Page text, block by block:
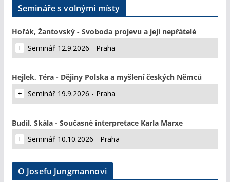
Semináře s volnými místy
Hořák, Žantovský - Svoboda projevu a její nepřátelé
Seminář 12.9.2026 - Praha
Hejlek, Téra - Dějiny Polska a myšlení českých Němců
Seminář 19.9.2026 - Praha
Budil, Skála - Současné interpretace Karla Marxe
Seminář 10.10.2026 - Praha
O Josefu Jungmannovi